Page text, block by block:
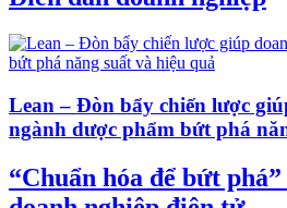
Lean – Đòn bẩy chiến lược
ngành dược phẩm bứt phá
“Chuẩn hóa để bứt